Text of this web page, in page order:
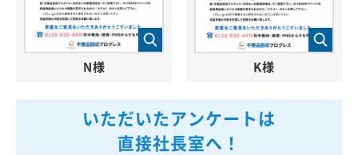
いただいたアンケートは
直接社長室へ！
N様 K様